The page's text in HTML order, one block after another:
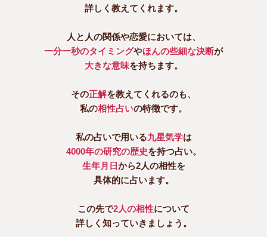
詳しく教えてくれます。
人と人の関係や恋愛においては、
一分一秒のタイミングやほんの些細な決断が
大きな意味を持ちます。
その正解を教えてくれるのも、
私の相性占いの特徴です。
私の占いで用いる九星気学は
4000年の研究の歴史を持つ占い。
生年月日から2人の相性を
具体的に占います。
この先で2人の相性について
詳しく知っていきましょう。